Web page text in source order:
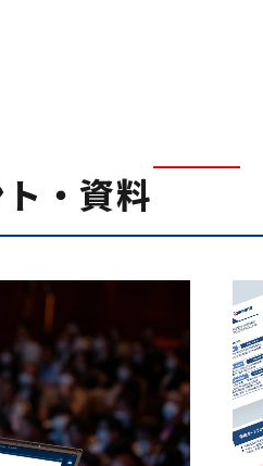
・資料